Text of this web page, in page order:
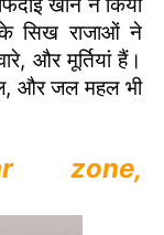
के सिख राजाओं ने
और मूर्तियां हैं।
और जल महल भी
zone,